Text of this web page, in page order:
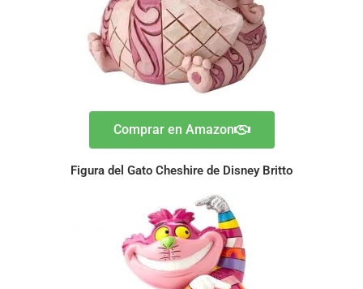
Comprar en Amazon
Figura del Gato Cheshire de Disney Britto